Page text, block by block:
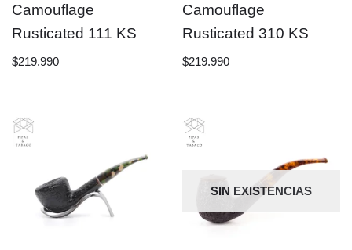
Camouflage
Rusticated 111 KS
$219.990
Camouflage
Rusticated 310 KS
$219.990
SIN EXISTENCIAS